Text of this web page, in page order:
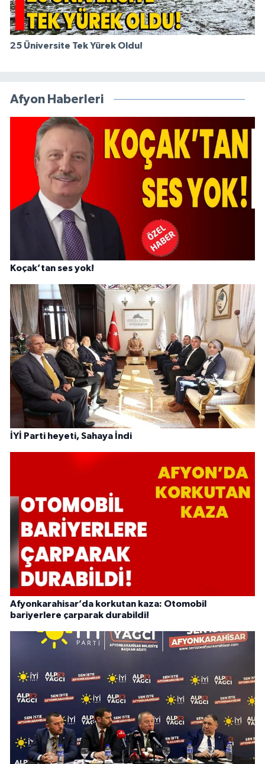
25 Üniversite Tek Yürek Oldu!
Afyon Haberleri
Koçak’tan ses yok!
İYİ Parti heyeti, Sahaya İndi
Afyonkarahisar’da korkutan kaza: Otomobil
bariyerlere çarparak durabildi!